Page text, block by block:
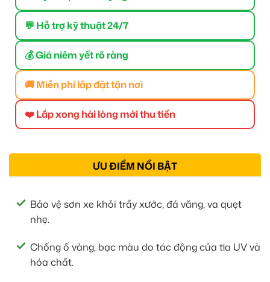
💬 Hỗ trợ kỹ thuật 24/7
💰 Giá niêm yết rõ ràng
🚚 Miễn phí lắp đặt tận nơi
❤️ Lắp xong hài lòng mới thu tiền
ƯU ĐIỂM NỔI BẬT
Bảo vệ sơn xe khỏi trầy xước, đá văng, va quẹt
nhẹ.
Chống ố vàng, bạc màu do tác động của tia UV và
hóa chất.